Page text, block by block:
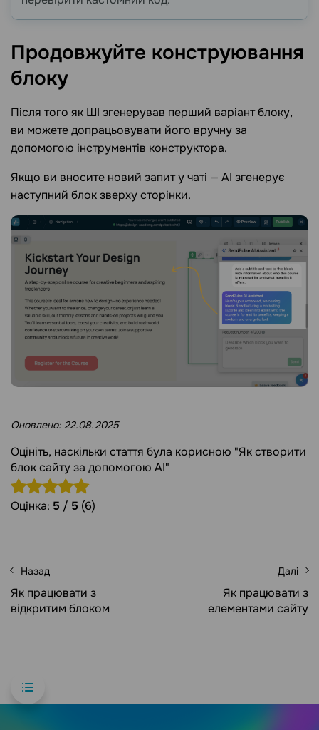
Продовжуйте конструювання
блоку
Після того як ШІ згенерував перший варіант блоку,
ви можете допрацьовувати його вручну за
допомогою інструментів конструктора.
Якщо ви вносите новий запит у чаті — AI згенерує
наступний блок зверху сторінки.
Оновлено: 22.08.2025
Оцініть, наскільки стаття була корисною "Як створити
блок сайту за допомогою AI"
Оцінка: 5 / 5 (6)
Назад
Як працювати з
відкритим блоком
Далі
Як працювати з
елементами сайту